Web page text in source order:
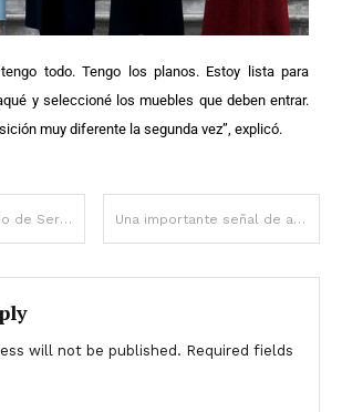
todo. Tengo los planos. Estoy lista para
y seleccioné los muebles que deben entrar.
muy diferente la segunda vez”, explicó.
defensa de su esposo Una importante señal de alerta de cáncer que solo se puede detectar de noche
will not be published. Required fields